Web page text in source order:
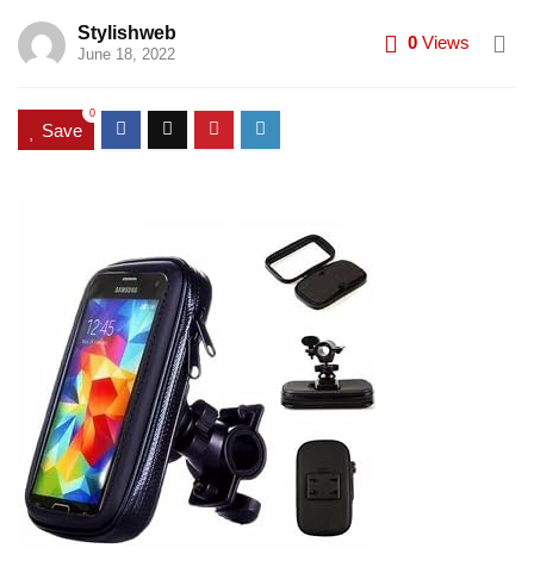
Stylishweb
June 18, 2022
0 Views
Save
0